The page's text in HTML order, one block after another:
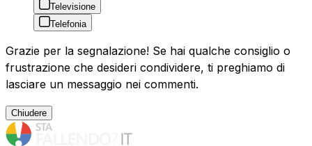
Televisione
Telefonia
Grazie per la segnalazione! Se hai qualche consiglio o
frustrazione che desideri condividere, ti preghiamo di
lasciare un messaggio nei commenti.
Chiudere